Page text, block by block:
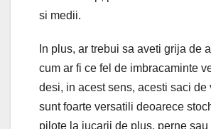
si medii.
In plus, ar trebui sa aveti grija de
cum ar fi ce fel de imbracaminte
desi, in acest sens, acesti saci de
sunt foarte versatili deoarece
pilote la jucarii de plus, perne